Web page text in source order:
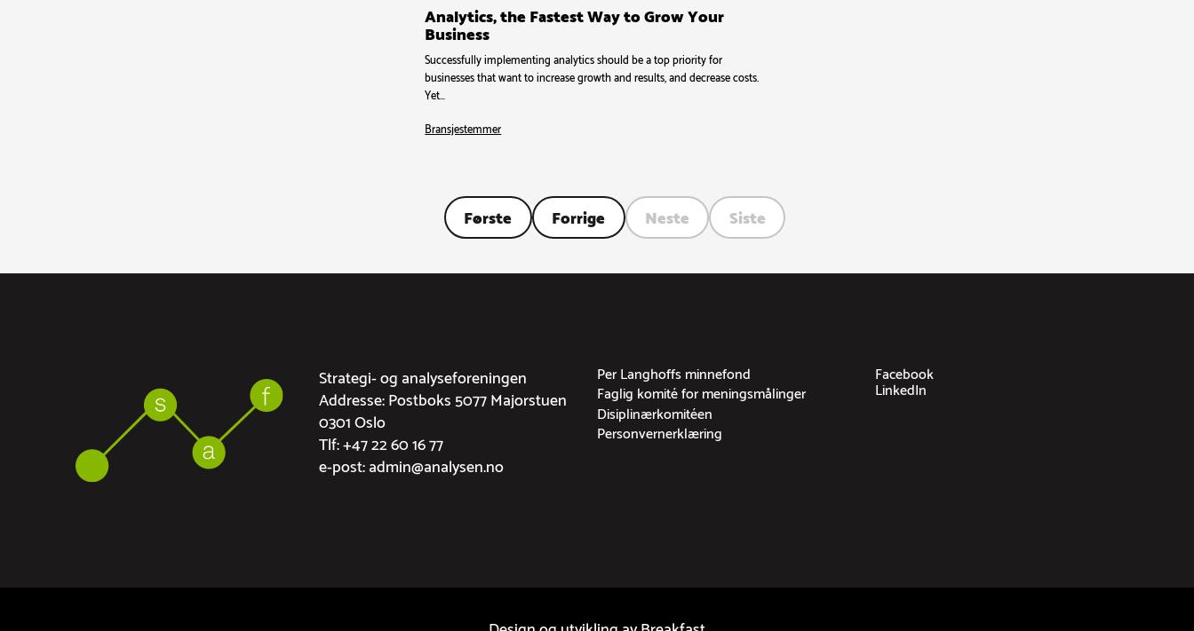
Analytics, the Fastest Way to Grow Your
Business
Successfully implementing analytics should be a top priority for
businesses that want to increase growth and results, and decrease costs.
Yet…
Bransjestemmer
Første Forrige Neste Siste
Strategi- og analyseforeningen
Addresse: Postboks 5077 Majorstuen
0301 Oslo
Tlf: +47 22 60 16 77
e-post: admin@analysen.no
Per Langhoffs minnefond
Faglig komité for meningsmålinger
Disiplinærkomitéen
Personvernerklæring
Facebook
LinkedIn